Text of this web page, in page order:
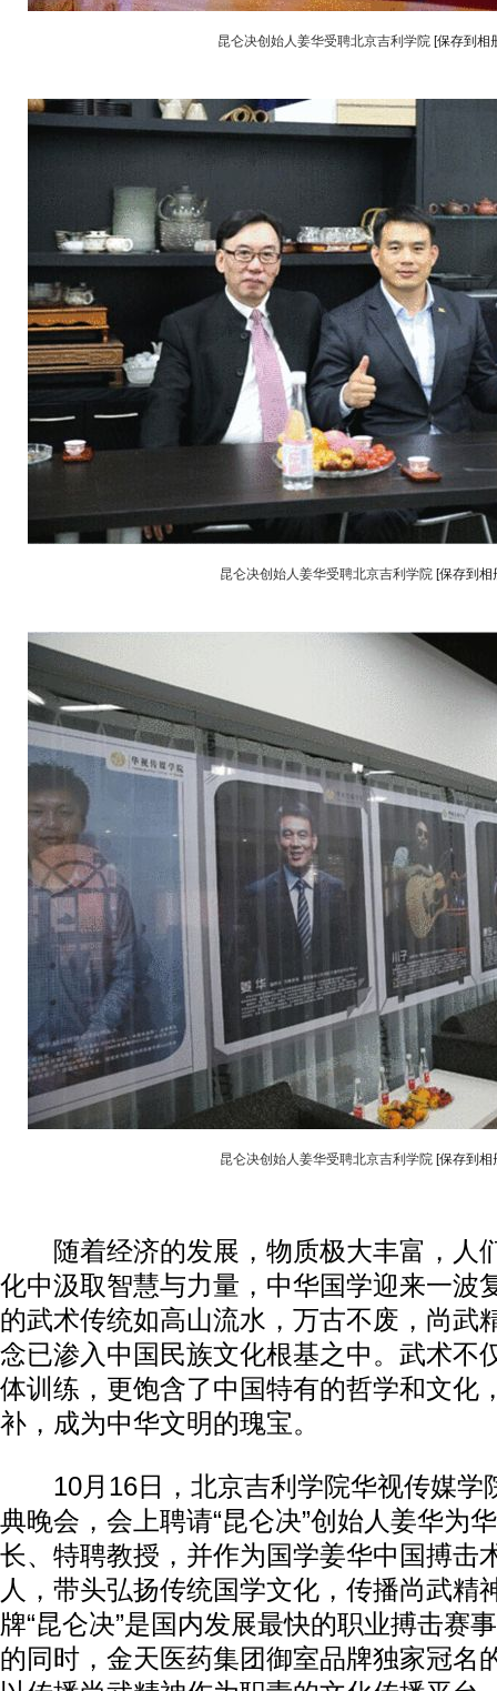
昆仑决创始人姜华受聘北京吉利学院 [保存到相
昆仑决创始人姜华受聘北京吉利学院 [保存到相
昆仑决创始人姜华受聘北京吉利学院 [保存到相
随着经济的发展，物质极大丰富，人
化中汲取智慧与力量，中华国学迎来一波
的武术传统如高山流水，万古不废，尚武
念已渗入中国民族文化根基之中。武术不
体训练，更饱含了中国特有的哲学和文化
补，成为中华文明的瑰宝。
10月16日，北京吉利学院华视传媒学
典晚会，会上聘请“昆仑决”创始人姜华为
长、特聘教授，并作为国学姜华中国搏击
人，带头弘扬传统国学文化，传播尚武精
牌“昆仑决”是国内发展最快的职业搏击赛
的同时，金天医药集团御室品牌独家冠名